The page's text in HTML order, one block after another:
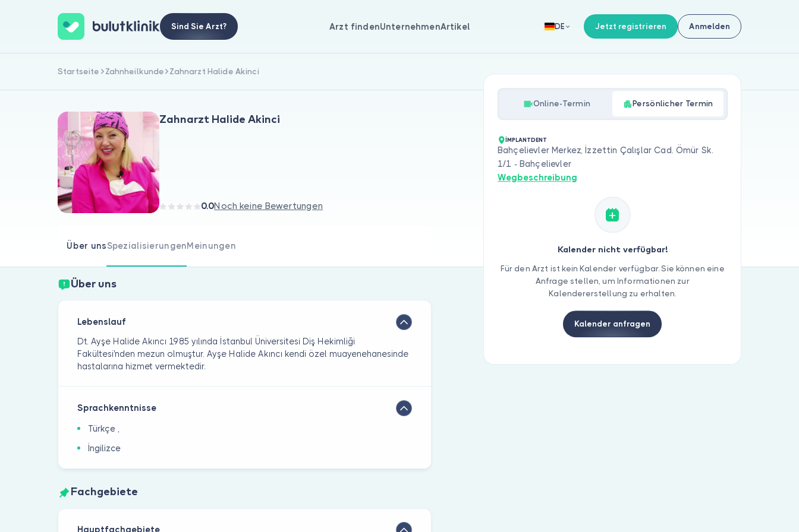
Sind Sie Arzt? Arzt findenUnternehmenArtikel DE Jetzt registrieren Anmelden
Startseite Zahnheilkunde Zahnarzt Halide Akinci
Zahnarzt Halide Akinci
0.0Noch keine Bewertungen
Über unsSpezialisierungenMeinungen
Über uns
Lebenslauf
Dt. Ayşe Halide Akıncı 1985 yılında İstanbul Üniversitesi Diş Hekimliği
Fakültesi'nden mezun olmuştur. Ayşe Halide Akıncı kendi özel muayenehanesinde
hastalarına hizmet vermektedir.
Sprachkenntnisse
Türkçe ,
İngilizce
Fachgebiete
Hauptfachgebiete
Online-Termin Persönlicher Termin
İMPLANTDENT
Bahçelievler Merkez, İzzettin Çalışlar Cad. Ömür Sk.
1/1 - Bahçelievler
Wegbeschreibung
Kalender nicht verfügbar!
Für den Arzt ist kein Kalender verfügbar. Sie können eine
Anfrage stellen, um Informationen zur
Kalendererstellung zu erhalten.
Kalender anfragen